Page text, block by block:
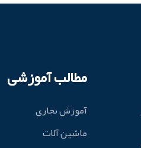
مطالب آموزشی
آموزش نجاری
ماشین آلات